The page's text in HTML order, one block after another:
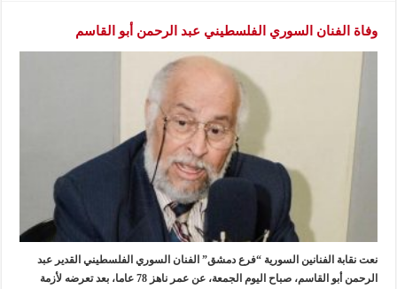
وفاة الفنان السوري الفلسطيني عبد الرحمن أبو القاسم
نعت نقابة الفنانين السورية “فرع دمشق” الفنان السوري الفلسطيني القدير عبد
الرحمن أبو القاسم، صباح اليوم الجمعة، عن عمر ناهز 78 عاما، بعد تعرضه لأزمة